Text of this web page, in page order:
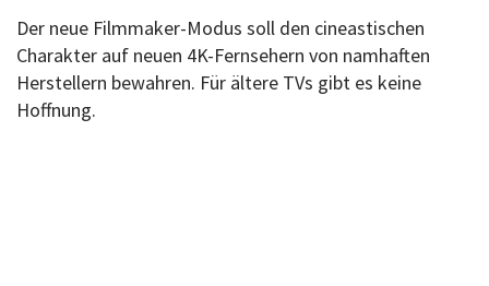
Mac Life+
Der neue Filmmaker-Modus soll den cineastischen
Charakter auf neuen 4K-Fernsehern von namhaften
Herstellern bewahren. Für ältere TVs gibt es keine
Hoffnung.